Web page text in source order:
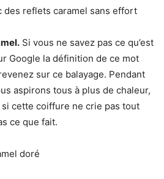
Si vous ne savez pas ce qu’est
Google la définition de ce mot
sur ce balayage. Pendant
aspirons tous à plus de chaleur,
cette coiffure ne crie pas tout
ce que fait.